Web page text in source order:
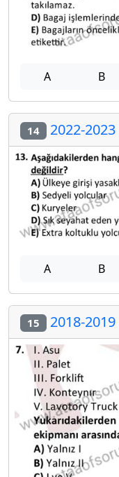
A B
14 2022-2023
A B
15 2018-2019